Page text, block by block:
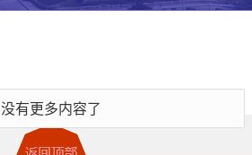
没有更多内容了